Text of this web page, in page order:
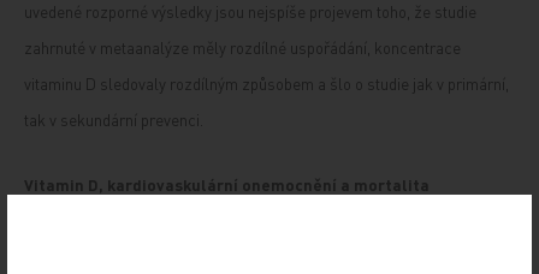
uvedené rozporné výsledky jsou nejspíše projevem toho, že studie
zahrnuté v metaanalýze měly rozdílné uspořádání, koncentrace
vitaminu D sledovaly rozdílným způsobem a šlo o studie jak v primární,
tak v sekundární prevenci.
Vitamin D, kardiovaskulární onemocnění a mortalita